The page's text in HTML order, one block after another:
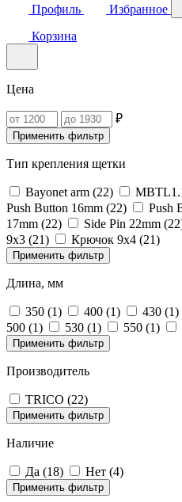
Профиль Избранное
Корзина
Цена
₽
Применить фильтр
Тип крепления щетки
Bayonet arm (22)
Push Button 16mm (22) Push
17mm (22) Side Pin 22mm (22
9х3 (21) Крючок 9х4 (21)
Применить фильтр
Длина, мм
350 (1) 400 (1) 430 (1)
500 (1) 530 (1) 550 (1)
Применить фильтр
Производитель
TRICO (22)
Применить фильтр
Наличие
Да (18) Нет (4)
Применить фильтр